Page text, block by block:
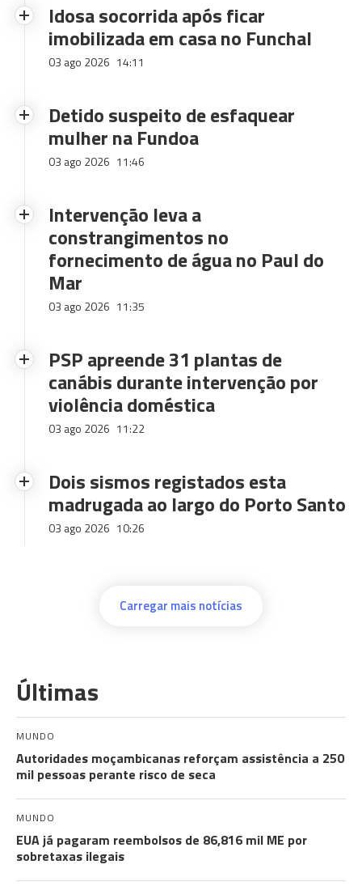
Idosa socorrida após ficar
imobilizada em casa no Funchal
03 ago 2026 14:11
Detido suspeito de esfaquear
mulher na Fundoa
03 ago 2026 11:46
Intervenção leva a
constrangimentos no
fornecimento de água no Paul do
Mar
03 ago 2026 11:35
PSP apreende 31 plantas de
canábis durante intervenção por
violência doméstica
03 ago 2026 11:22
Dois sismos registados esta
madrugada ao largo do Porto Santo
03 ago 2026 10:26
Carregar mais notícias
Últimas
MUNDO
Autoridades moçambicanas reforçam assistência a 250
mil pessoas perante risco de seca
MUNDO
EUA já pagaram reembolsos de 86,816 mil ME por
sobretaxas ilegais